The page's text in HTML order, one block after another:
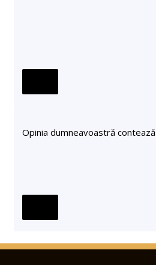
Opinia dumneavoastră contează